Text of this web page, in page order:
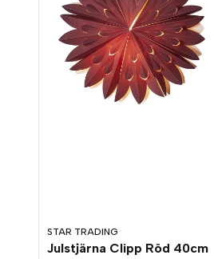
STAR TRADING
Julstjärna Clipp Röd 40cm